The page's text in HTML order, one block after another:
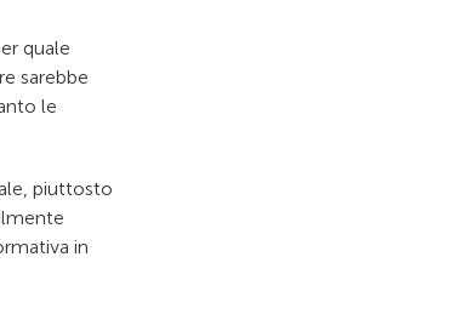
quale
sarebbe
le
piuttosto
in